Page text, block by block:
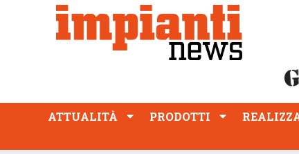
ATTUALITÀ PRODOTTI
PROFESSIONE
ATTUALITÀ PRODOTTI